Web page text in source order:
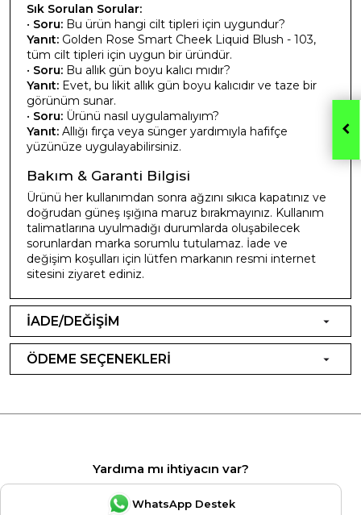
Sık Sorulan Sorular:
• Soru: Bu ürün hangi cilt tipleri için uygundur?
Yanıt: Golden Rose Smart Cheek Liquid Blush - 103,
tüm cilt tipleri için uygun bir üründür.
• Soru: Bu allık gün boyu kalıcı mıdır?
Yanıt: Evet, bu likit allık gün boyu kalıcıdır ve taze bir
görünüm sunar.
• Soru: Ürünü nasıl uygulamalıyım?
Yanıt: Allığı fırça veya sünger yardımıyla hafifçe
yüzünüze uygulayabilirsiniz.
Bakım & Garanti Bilgisi
Ürünü her kullanımdan sonra ağzını sıkıca kapatınız ve
doğrudan güneş ışığına maruz bırakmayınız. Kullanım
talimatlarına uyulmadığı durumlarda oluşabilecek
sorunlardan marka sorumlu tutulamaz. İade ve
değişim koşulları için lütfen markanın resmi internet
sitesini ziyaret ediniz.
İADE/DEĞİŞİM
ÖDEME SEÇENEKLERİ
Yardıma mı ihtiyacın var?
WhatsApp Destek